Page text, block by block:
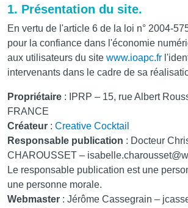
1. Présentation du site.
En vertu de l'article 6 de la loi n° 2004-
pour la confiance dans l'économie
aux utilisateurs du site www.ioapc.fr
intervenants dans le cadre de sa
Propriétaire : IPRP – 15, rue Albert
FRANCE
Créateur : Creative Cocktail
Responsable publication : Docteur
CHAROUSSET –
Le responsable publication est une
une personne morale.
Webmaster : Jérôme Cassegrain –